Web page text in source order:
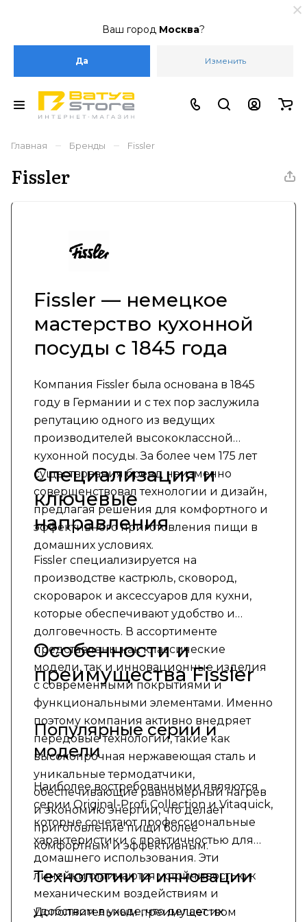
Ваш город Москва?
Да Изменить
Главная – Бренды – Fissler
Fissler
Fissler — немецкое
мастерство кухонной
посуды с 1845 года
Компания Fissler была основана в 1845
году в Германии и с тех пор заслужила
репутацию одного из ведущих
производителей высококлассной
кухонной посуды. За более чем 175 лет
существования бренд неизменно
совершенствовал технологии и дизайн,
предлагая решения для комфортного и
эффективного приготовления пищи в
домашних условиях.
Специализация и
ключевые
направления
Fissler специализируется на
производстве кастрюль, сковород,
скороварок и аксессуаров для кухни,
которые обеспечивают удобство и
долговечность. В ассортименте
представлены как классические
модели, так и инновационные изделия
с современными покрытиями и
функциональными элементами. Именно
поэтому компания активно внедряет
передовые технологии, такие как
высокопрочная нержавеющая сталь и
уникальные термодатчики,
обеспечивающие равномерный нагрев
и экономию энергии, что делает
приготовление пищи более
комфортным и эффективным.
Особенности и
преимущества Fissler
Популярные серии и
модели
Наиболее востребованными являются
серии Original-Profi Collection и Vitaquick,
которые сочетают профессиональные
характеристики с практичностью для
домашнего использования. Эти
линейки отличаются устойчивостью к
механическим воздействиям и
удобством в уходе, что делает их
Технологии и инновации
Дополнительным преимуществом